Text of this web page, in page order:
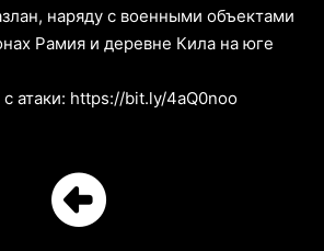
наряду с военными объектами
Рамия и деревне Кила на юге
атаки: https://bit.ly/4aQ0noo